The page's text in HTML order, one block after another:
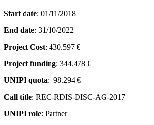
Start date: 01/11/2018
End date: 31/10/2022
Project Cost: 430.597 €
Project funding: 344.478 €
UNIPI quota: 98.294 €
Call title: REC-RDIS-DISC-AG-2017
UNIPI role: Partner